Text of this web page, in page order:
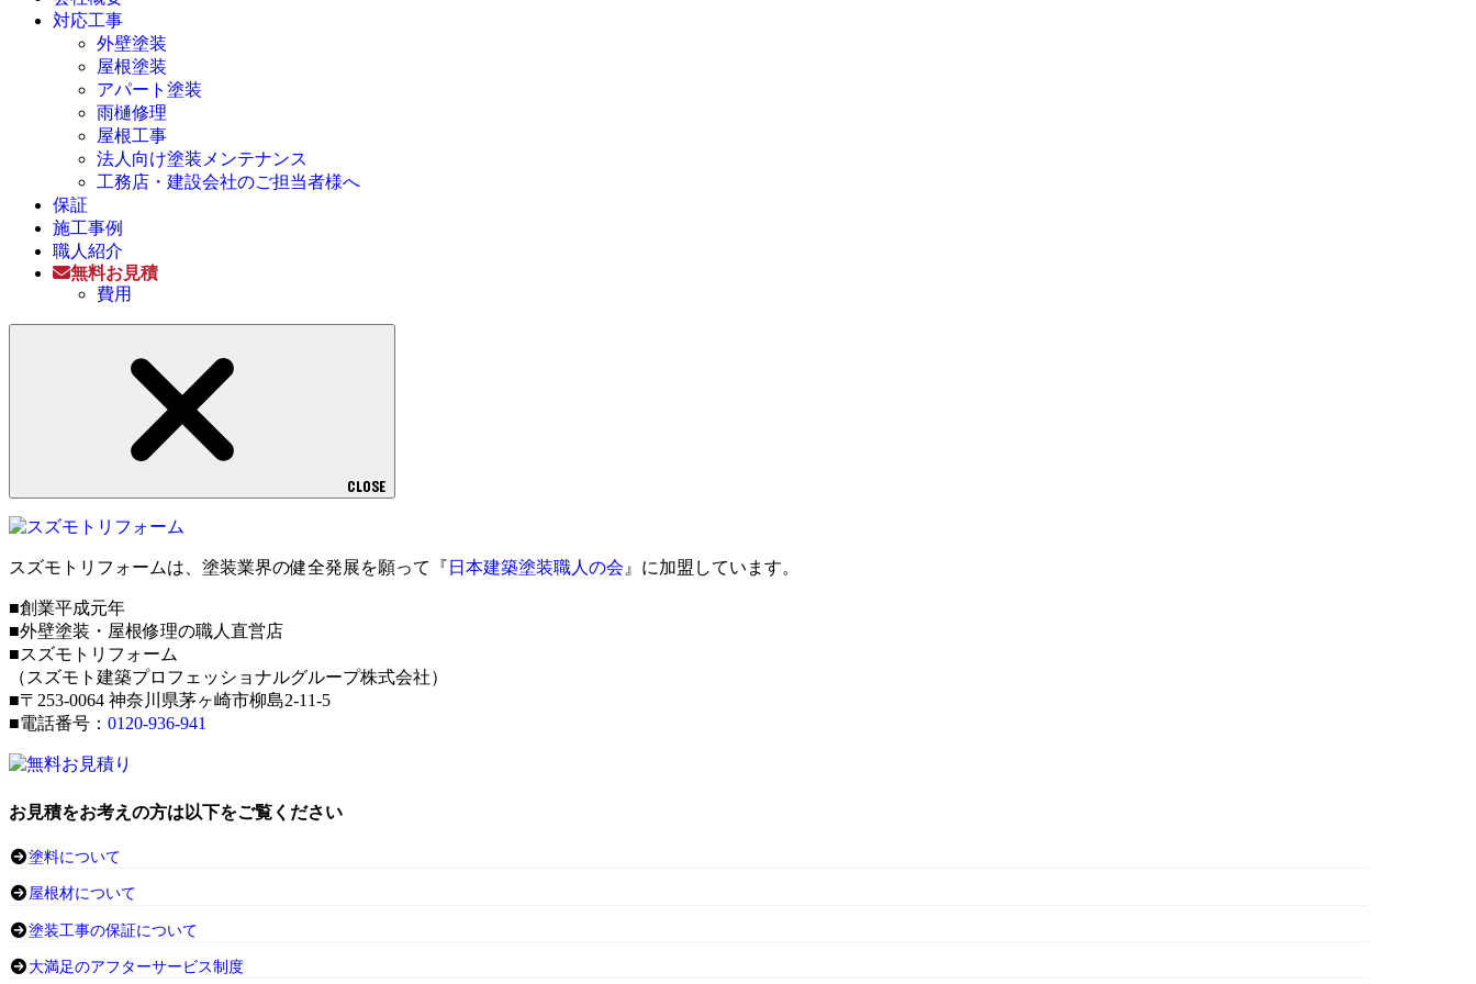
対応工事
外壁塗装
屋根塗装
アパート塗装
雨樋修理
屋根工事
法人向け塗装メンテナンス
工務店・建設会社のご担当者様へ
保証
施工事例
職人紹介
無料お見積
費用
CLOSE
スズモトリフォームは、塗装業界の健全発展を願って『 日本建築塗装職人の会 』に加盟しています。
■創業平成元年
■外壁塗装・屋根修理の職人直営店
■スズモトリフォーム
（スズモト建築プロフェッショナルグループ株式会社）
■〒253-0064 神奈川県茅ヶ崎市柳島2-11-5
■電話番号： 0120-936-941
お見積をお考えの方は以下をご覧ください
塗料について
屋根材について
塗装工事の保証について
大満足のアフターサービス制度